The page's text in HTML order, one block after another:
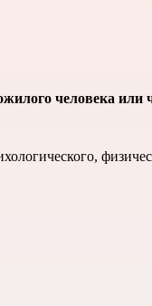
человека или